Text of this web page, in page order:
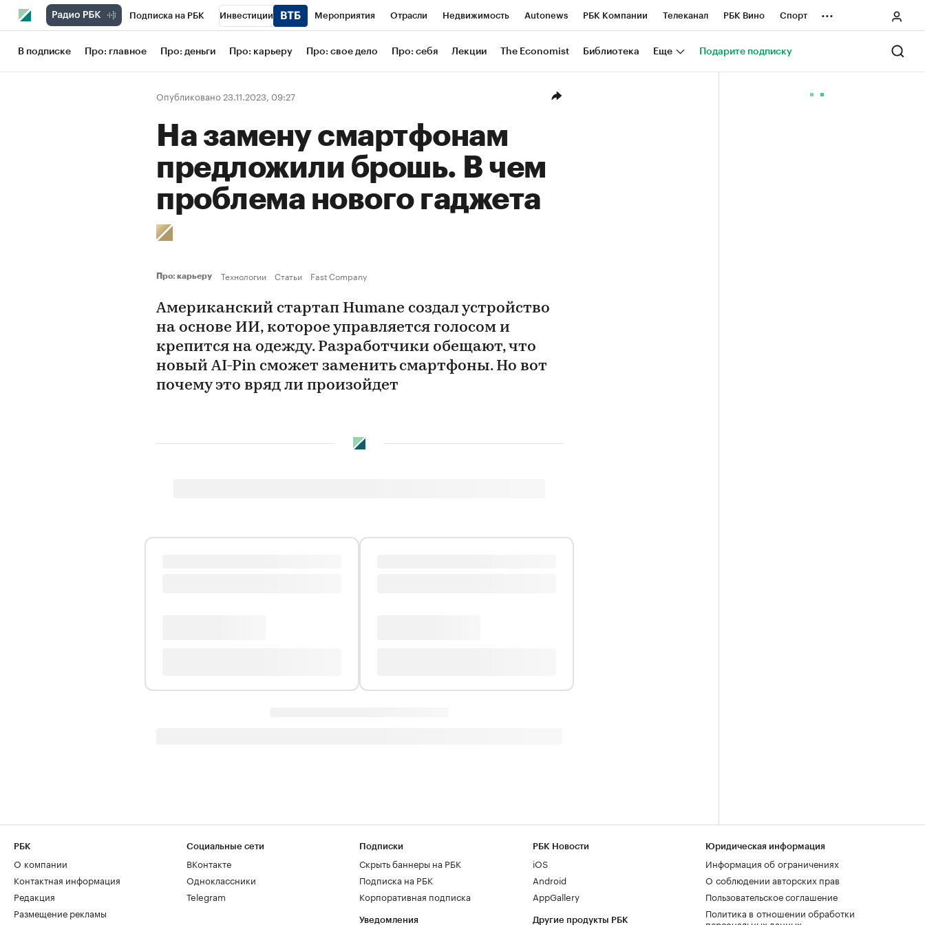
Подписка на РБК Инвестиции Мероприятия Отрасли Недвижимость Autonews РБК Компании Телеканал РБК Вино Спорт
Школа управления РБК РБК Образование РБК Life Тренды Визионеры Национальные проекты Город
Рынок наличной валюты
...
В подписке Про: главное Про: деньги Про: карьеру Про: свое дело Про: себя Лекции The Economist Библиотека Еще Подарите подписку
Опубликовано 23.11.2023, 09:27
На замену смартфонам
предложили брошь. В чем
проблема нового гаджета
Про: карьеру Технологии Статьи Fast Company
Американский стартап Humane создал устройство
на основе ИИ, которое управляется голосом и
крепится на одежду. Разработчики обещают, что
новый AI-Pin сможет заменить смартфоны. Но вот
почему это вряд ли произойдет
РБК
О компании
Контактная информация
Редакция
Размещение рекламы
Социальные сети
ВКонтакте
Одноклассники
Telegram
Подписки
Скрыть баннеры на РБК
Подписка на РБК
Корпоративная подписка
Уведомления
РБК Новости
iOS
Android
AppGallery
Другие продукты РБК
Юридическая информация
Информация об ограничениях
О соблюдении авторских прав
Пользовательское соглашение
Политика в отношении обработки